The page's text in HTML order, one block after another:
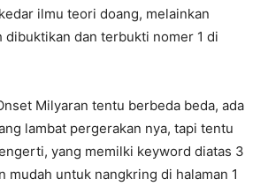
ilmu teori doang, melainkan
dibuktikan dan terbukti nomer 1 di
Milyaran tentu berbeda beda, ada
lambat pergerakan nya, tapi tentu
yang memilki keyword diatas 3
mudah untuk nangkring di halaman 1